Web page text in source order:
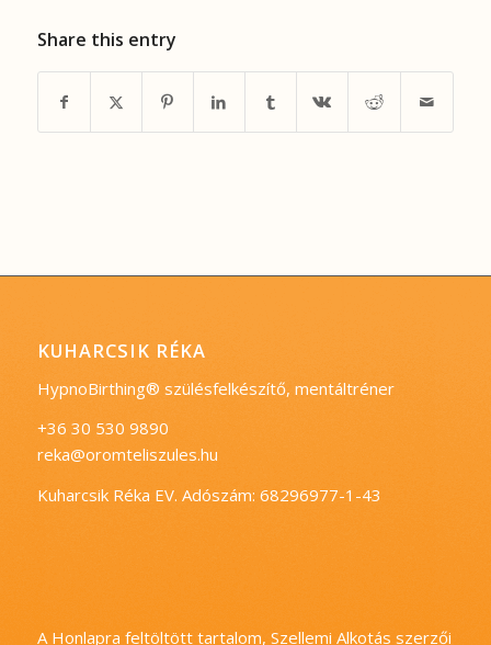
Share this entry
KUHARCSIK RÉKA
HypnoBirthing® szülésfelkészítő, mentáltréner
+36 30 530 9890
reka@oromteliszules.hu
Kuharcsik Réka EV. Adószám: 68296977-1-43
A Honlapra feltöltött tartalom, Szellemi Alkotás szerzői